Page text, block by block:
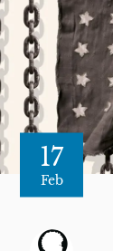
17
Feb